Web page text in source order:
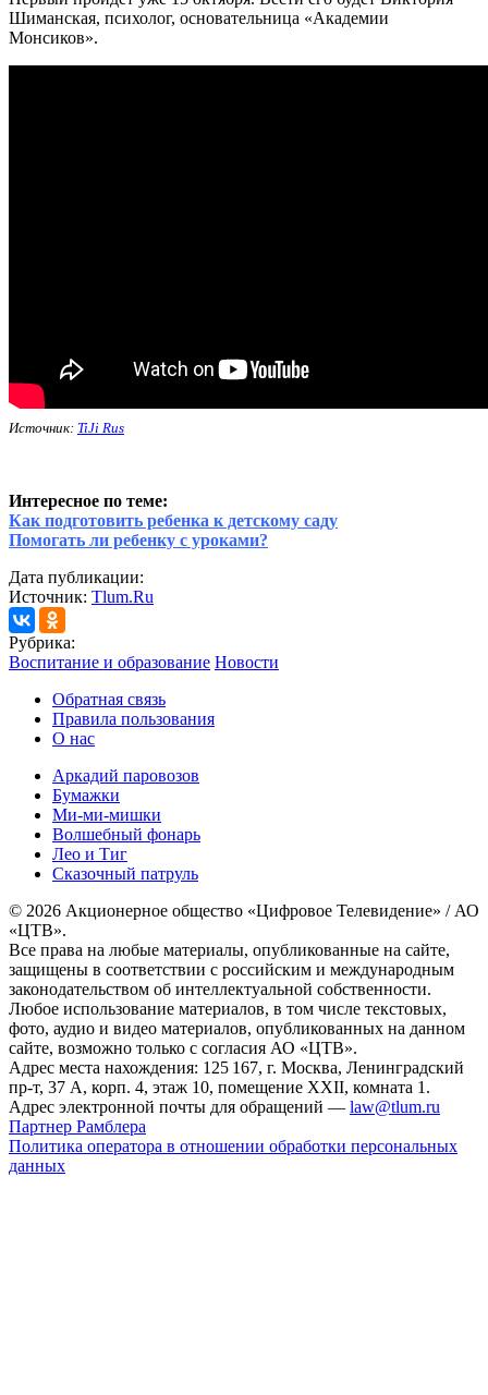
Шиманская, психолог, основательница «Академии
Монсиков».
Источник: TiJi Rus
Интересное по теме:
Как подготовить ребенка к детскому саду
Помогать ли ребенку с уроками?
Дата публикации:
Источник: Tlum.Ru
Рубрика:
Воспитание и образование Новости
Обратная связь
Правила пользования
О нас
Аркадий паровозов
Бумажки
Ми-ми-мишки
Волшебный фонарь
Лео и Тиг
Сказочный патруль
© 2026 Акционерное общество «Цифровое Телевидение» / АО
«ЦТВ».
Все права на любые материалы, опубликованные на сайте,
защищены в соответствии с российским и международным
законодательством об интеллектуальной собственности.
Любое использование материалов, в том числе текстовых,
фото, аудио и видео материалов, опубликованных на данном
сайте, возможно только с согласия АО «ЦТВ».
Адрес места нахождения: 125 167, г. Москва, Ленинградский
пр-т, 37 А, корп. 4, этаж 10, помещение XXII, комната 1.
Адрес электронной почты для обращений — law@tlum.ru
Партнер Рамблера
Политика оператора в отношении обработки персональных
данных